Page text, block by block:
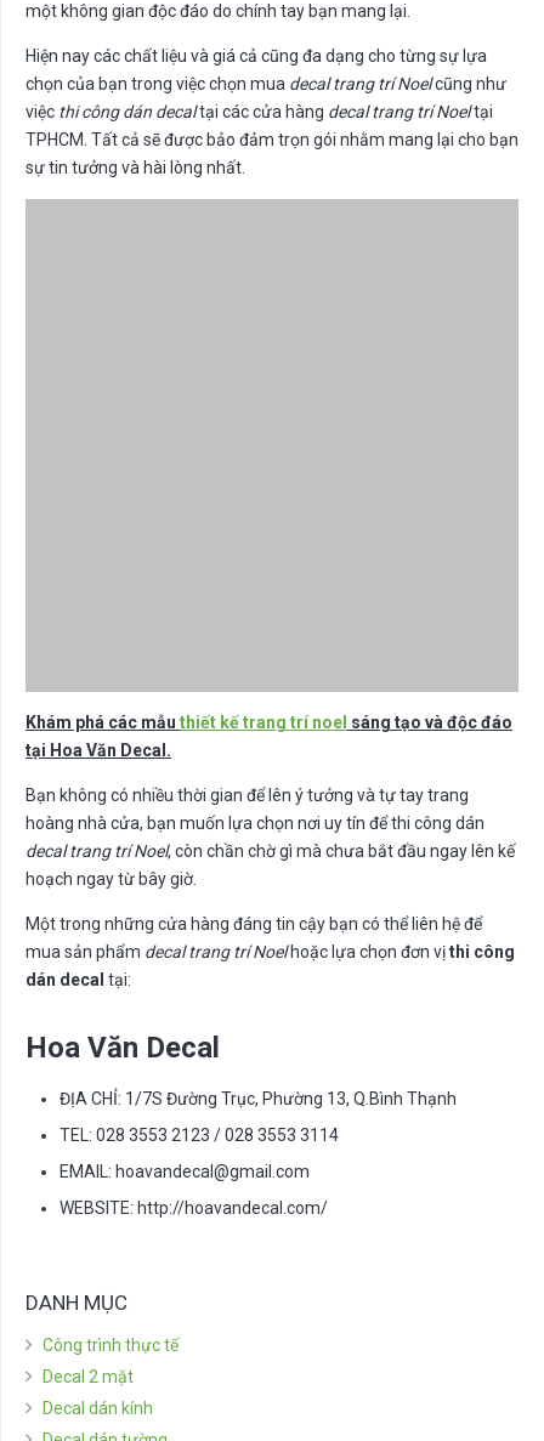
một không gian độc đáo do chính tay bạn mang lại.
Hiện nay các chất liệu và giá cả cũng đa dạng cho từng sự lựa
chọn của bạn trong việc chọn mua decal trang trí Noelcũng như
việc thi công dán decaltại các cửa hàng decal trang trí Noeltại
TPHCM. Tất cả sẽ được bảo đảm trọn gói nhằm mang lại cho bạn
sự tin tưởng và hài lòng nhất.
Khám phá các mẫu thiết kế trang trí noel sáng tạo và độc đáo
tại Hoa Văn Decal.
Bạn không có nhiều thời gian để lên ý tưởng và tự tay trang
hoàng nhà cửa, bạn muốn lựa chọn nơi uy tín để thi công dán
decal trang trí Noel, còn chần chờ gì mà chưa bắt đầu ngay lên kế
hoạch ngay từ bây giờ.
Một trong những cửa hàng đáng tin cậy bạn có thể liên hệ để
mua sản phẩm decal trang trí Noelhoặc lựa chọn đơn vịthi công
dán decal tại:
Hoa Văn Decal
ĐỊA CHỈ: 1/7S Đường Trục, Phường 13, Q.Bình Thạnh
TEL: 028 3553 2123 / 028 3553 3114
EMAIL: hoavandecal@gmail.com
WEBSITE: http://hoavandecal.com/
DANH MỤC
Công trình thực tế
Decal 2 mặt
Decal dán kính